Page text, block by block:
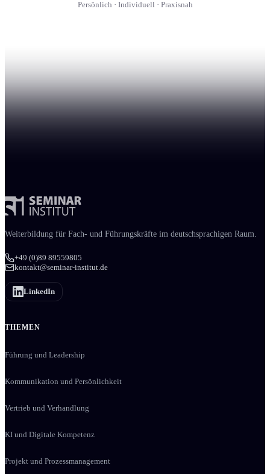
Persönlich · Individuell · Praxisnah
Weiter­bildung für Fach- und Führungs­kräfte im deutschsprachigen Raum.
+49 (0)89 89559805
kontakt@seminar-institut.de
LinkedIn
THEMEN
Führung und Leadership
Kommunikation und Persönlichkeit
Vertrieb und Verhandlung
KI und Digitale Kompetenz
Projekt und Prozessmanagement